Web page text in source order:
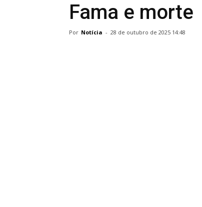
Fama e morte
Por Notícia - 28 de outubro de 2025 14:48